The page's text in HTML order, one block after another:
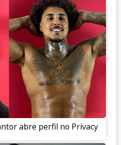
abre perfil no Privacy